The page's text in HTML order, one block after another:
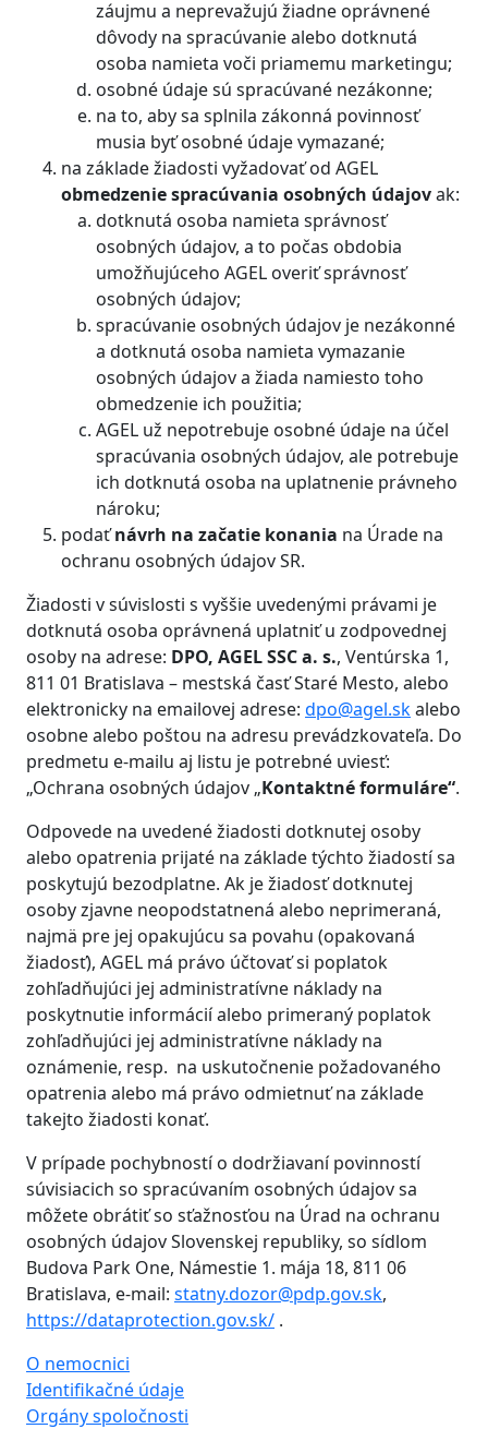
záujmu a neprevažujú žiadne oprávnené
dôvody na spracúvanie alebo dotknutá
osoba namieta voči priamemu marketingu;
osobné údaje sú spracúvané nezákonne;
na to, aby sa splnila zákonná povinnosť
musia byť osobné údaje vymazané;
na základe žiadosti vyžadovať od AGEL
obmedzenie spracúvania osobných údajovak:
dotknutá osoba namieta správnosť
osobných údajov, a to počas obdobia
umožňujúceho AGEL overiť správnosť
osobných údajov;
spracúvanie osobných údajov je nezákonné
a dotknutá osoba namieta vymazanie
osobných údajov a žiada namiesto toho
obmedzenie ich použitia;
AGEL už nepotrebuje osobné údaje na účel
spracúvania osobných údajov, ale potrebuje
ich dotknutá osoba na uplatnenie právneho
nároku;
podaťnávrh na začatie konania na Úrade na
ochranu osobných údajov SR.
Žiadosti v súvislosti s vyššie uvedenými právami je
dotknutá osoba oprávnená uplatniť u zodpovednej
osoby na adrese: DPO, AGEL SSC a. s., Ventúrska 1,
811 01 Bratislava – mestská časť Staré Mesto, alebo
elektronicky na emailovej adrese: dpo@agel.skalebo
osobne alebo poštou na adresu prevádzkovateľa. Do
predmetu e-mailu aj listu je potrebné uviesť:
„Ochrana osobných údajov „Kontaktné formuláre“.
Odpovede na uvedené žiadosti dotknutej osoby
alebo opatrenia prijaté na základe týchto žiadostí sa
poskytujú bezodplatne. Ak je žiadosť dotknutej
osoby zjavne neopodstatnená alebo neprimeraná,
najmä pre jej opakujúcu sa povahu (opakovaná
žiadosť), AGEL má právo účtovať si poplatok
zohľadňujúci jej administratívne náklady na
poskytnutie informácií alebo primeraný poplatok
zohľadňujúci jej administratívne náklady na
oznámenie, resp. na uskutočnenie požadovaného
opatrenia alebo má právo odmietnuť na základe
takejto žiadosti konať.
V prípade pochybností o dodržiavaní povinností
súvisiacich so spracúvaním osobných údajov sa
môžete obrátiť so sťažnosťou na Úrad na ochranu
osobných údajov Slovenskej republiky, so sídlom
Budova Park One, Námestie 1. mája 18, 811 06
Bratislava, e-mail: statny.dozor@pdp.gov.sk,
https://dataprotection.gov.sk/ .
O nemocnici
Identifikačné údaje
Orgány spoločnosti